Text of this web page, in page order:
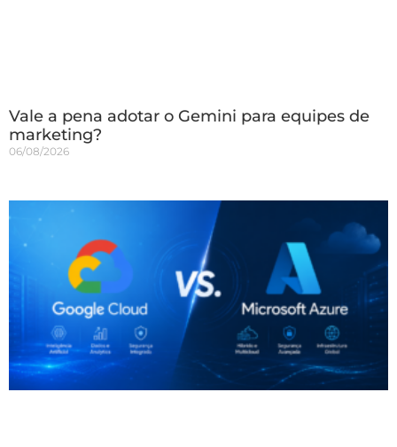
Vale a pena adotar o Gemini para equipes de
marketing?
06/08/2026